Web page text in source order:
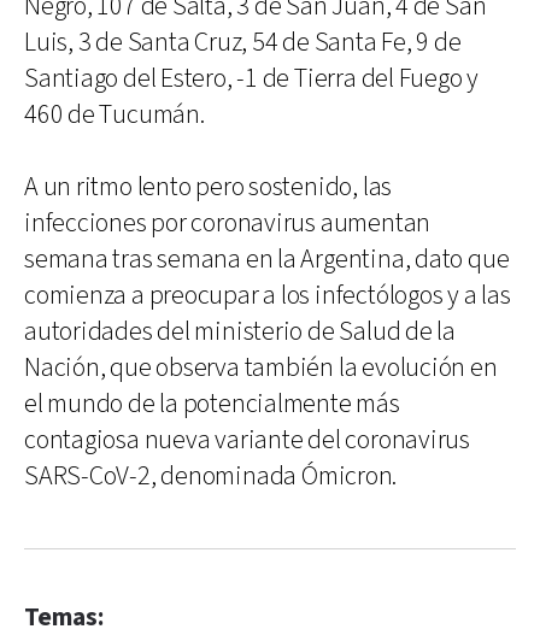
Luis, 3 de Santa Cruz, 54 de Santa Fe, 9 de
Santiago del Estero, -1 de Tierra del Fuego y
460 de Tucumán.
A un ritmo lento pero sostenido, las
infecciones por coronavirus aumentan
semana tras semana en la Argentina, dato que
comienza a preocupar a los infectólogos y a las
autoridades del ministerio de Salud de la
Nación, que observa también la evolución en
el mundo de la potencialmente más
contagiosa nueva variante del coronavirus
SARS-CoV-2, denominada Ómicron.
Temas: